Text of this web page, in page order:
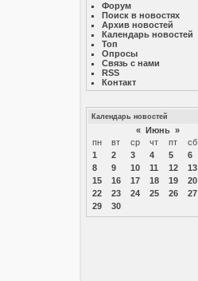
Форум
Поиск в новостях
Архив новостей
Календарь новостей
Топ
Опросы
Связь с нами
RSS
Контакт
Календарь новостей
« Июнь »
пн
вт ср чт пт сб
1
2 3 4 5 6
8
9 10 11 12 13
15
16 17 18 19 20
22
23 24 25 26 27
29
30